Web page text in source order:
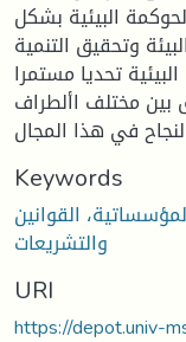
البيئية بشكل
وتحقيق التنمية
تحديا مستمرا
مختلف األطراف
Keywords
القوانين
والتشريعات
URI
https://depot.univ-